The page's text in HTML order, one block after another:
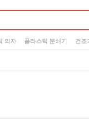
의자 플라스틱 분쇄기 건조